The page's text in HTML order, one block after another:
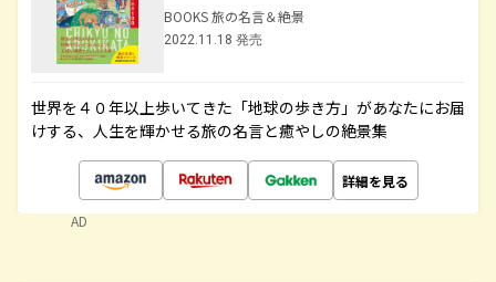
BOOKS 旅の名言＆絶景
2022.11.18 発売
世界を４０年以上歩いてきた「地球の歩き方」があなたにお届
けする、人生を輝かせる旅の名言と癒やしの絶景集
詳細を見る
AD